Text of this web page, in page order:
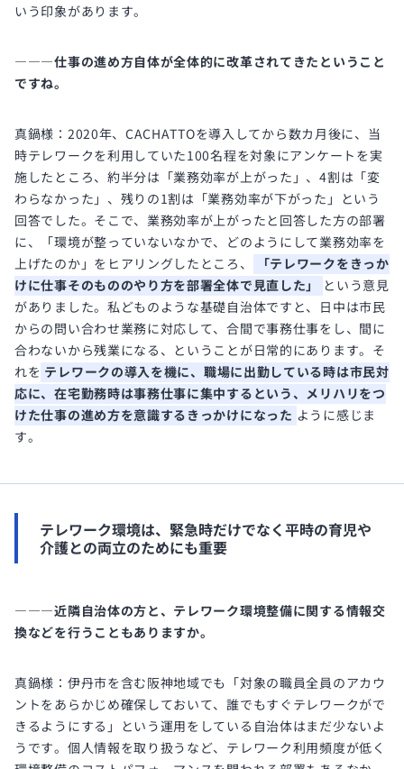
いう印象があります。
―――仕事の進め方自体が全体的に改革されてきたということ
ですね。
真鍋様：2020年、CACHATTOを導入してから数カ月後に、当
時テレワークを利用していた100名程を対象にアンケートを実
施したところ、約半分は「業務効率が上がった」、4割は「変
わらなかった」、残りの1割は「業務効率が下がった」という
回答でした。そこで、業務効率が上がったと回答した方の部署
に、「環境が整っていないなかで、どのようにして業務効率を
上げたのか」をヒアリングしたところ、
「テレワークをきっか
けに仕事そのもののやり方を部署全体で見直した」
という意見
がありました。私どものような基礎自治体ですと、日中は市民
からの問い合わせ業務に対応して、合間で事務仕事をし、間に
合わないから残業になる、ということが日常的にあります。そ
れを テレワークの導入を機に、職場に出勤している時は市民対
応に、在宅勤務時は事務仕事に集中するという、メリハリをつ
けた仕事の進め方を意識するきっかけになった ように感じま
す。
テレワーク環境は、緊急時だけでなく平時の育児や
介護との両立のためにも重要
―――近隣自治体の方と、テレワーク環境整備に関する情報交
換などを行うこともありますか。
真鍋様：伊丹市を含む阪神地域でも「対象の職員全員のアカウ
ントをあらかじめ確保しておいて、誰でもすぐテレワークがで
きるようにする」という運用をしている自治体はまだ少ないよ
うです。個人情報を取り扱うなど、テレワーク利用頻度が低く